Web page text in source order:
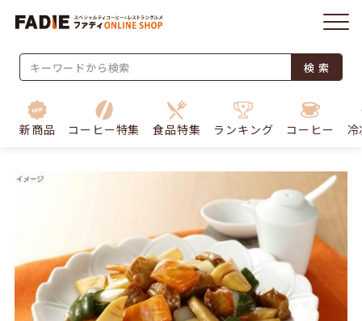
検 索
新商品 コーヒー特集 食品特集 ランキング コーヒー